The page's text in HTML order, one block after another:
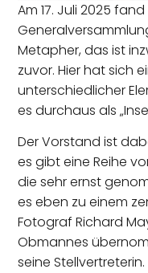
Am 17. Juli 2025
Metapher, das ist
zuvor. Hier hat sich
unterschiedlicher
es durchaus als
Der Vorstand ist
es gibt eine Reihe
die sehr ernst
es eben zu einem
Fotograf Richard
Obmannes
seine Stellvertreterin.